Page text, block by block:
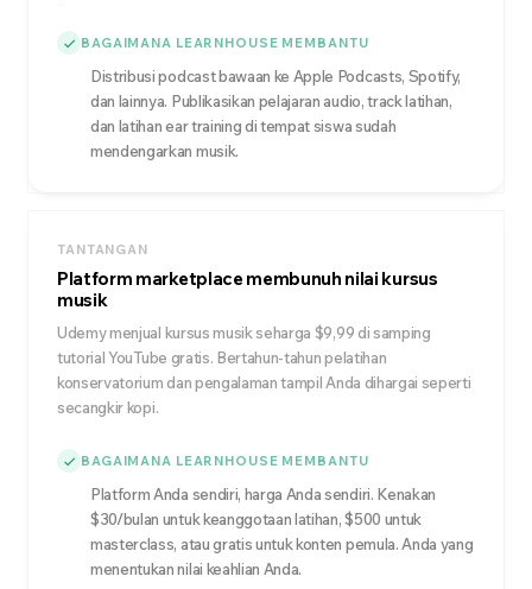
BAGAIMANA LEARNHOUSE MEMBANTU
Distribusi podcast bawaan ke Apple Podcasts, Spotify,
dan lainnya. Publikasikan pelajaran audio, track latihan,
dan latihan ear training di tempat siswa sudah
mendengarkan musik.
TANTANGAN
Platform marketplace membunuh nilai kursus
musik
Udemy menjual kursus musik seharga $9,99 di samping
tutorial YouTube gratis. Bertahun-tahun pelatihan
konservatorium dan pengalaman tampil Anda dihargai seperti
secangkir kopi.
BAGAIMANA LEARNHOUSE MEMBANTU
Platform Anda sendiri, harga Anda sendiri. Kenakan
$30/bulan untuk keanggotaan latihan, $500 untuk
masterclass, atau gratis untuk konten pemula. Anda yang
menentukan nilai keahlian Anda.